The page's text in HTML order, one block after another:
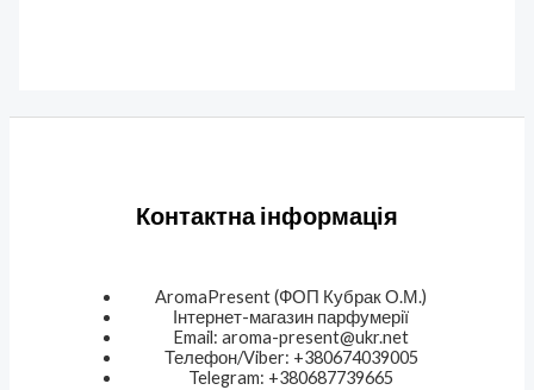
Контактна інформація
AromaPresent (ФОП Кубрак О.М.)
Інтернет-магазин парфумерії
Email: aroma-present@ukr.net
Телефон/Viber: +380674039005
Telegram: +380687739665